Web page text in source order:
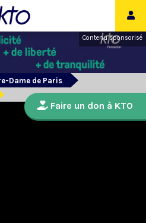
Contenu sponsorisé
Dame de Paris
Faire un don à KTO